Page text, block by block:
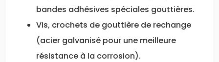
bandes adhésives spéciales gouttières.
Vis, crochets de gouttière de rechange
(acier galvanisé pour une meilleure
résistance à la corrosion).